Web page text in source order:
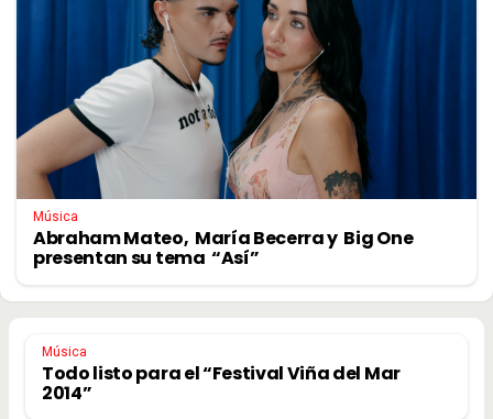
Música
Abraham Mateo, María Becerra y Big One
presentan su tema “Así”
Música
Todo listo para el “Festival Viña del Mar
2014”